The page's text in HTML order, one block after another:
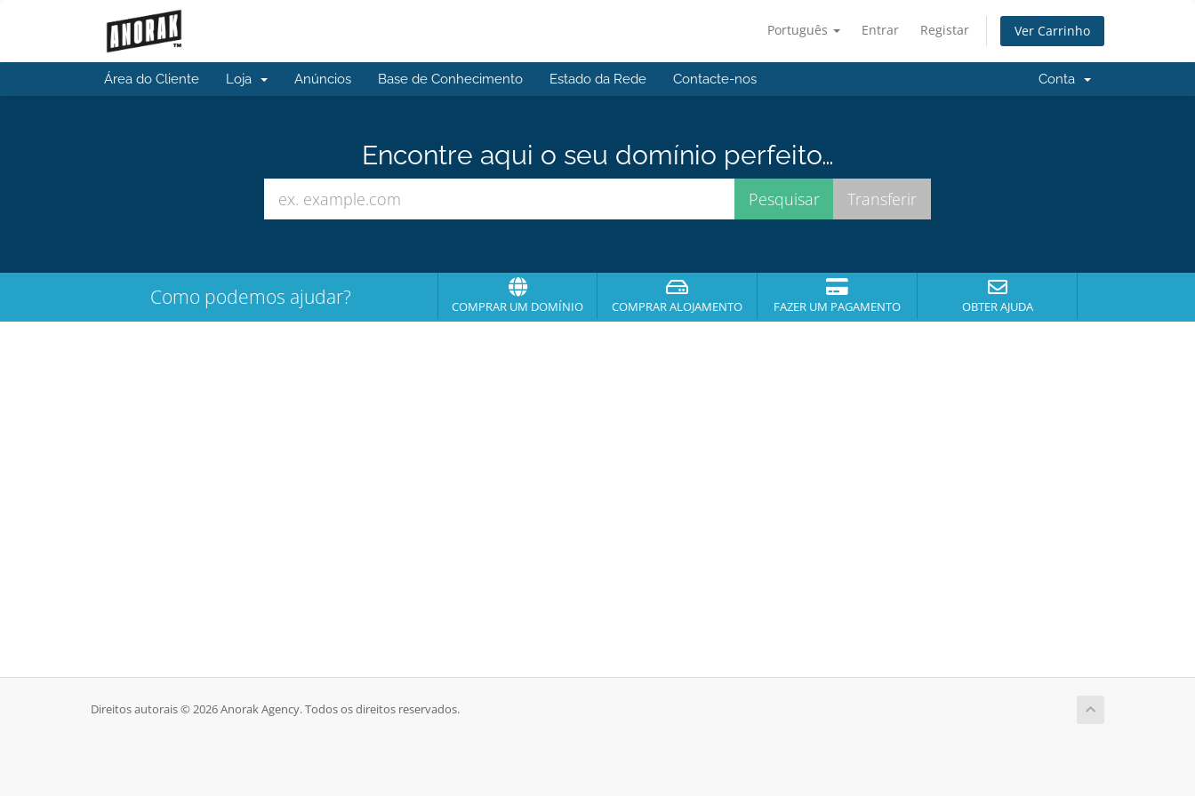
Português Entrar Registar Ver Carrinho
Área do Cliente Loja Anúncios Base de Conhecimento Estado da Rede Contacte-nos Conta
Encontre aqui o seu domínio perfeito…
Como podemos ajudar? COMPRAR UM DOMÍNIO COMPRAR ALOJAMENTO FAZER UM PAGAMENTO OBTER AJUDA
Direitos autorais © 2026 Anorak Agency. Todos os direitos reservados.